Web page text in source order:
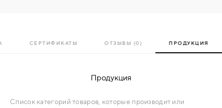
СЕРТИФИКАТЫ ОТЗЫВЫ (0) ПРОДУКЦИЯ
Продукция
Список категорий товаров, которые производит или